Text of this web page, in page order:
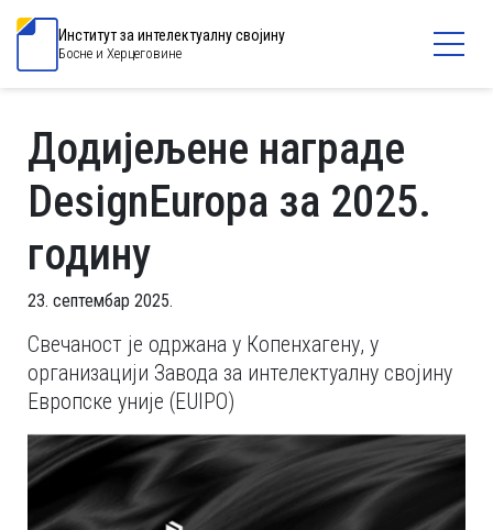
Институт за интелектуалну својину
Босне и Херцеговине
Додијељене награде
DesignEuropa за 2025.
годину
23. септембар 2025.
Свечаност је одржана у Копенхагену, у
организацији Завода за интелектуалну својину
Европске уније (EUIPO)